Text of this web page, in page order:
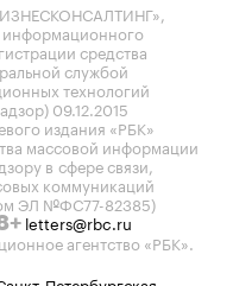
средства
службой
технологий
09.12.2015
издания «РБК»
массовой информации
в сфере связи,
коммуникаций
ЭЛ №ФС77-82385)
letters@rbc.ru
агентство «РБК».